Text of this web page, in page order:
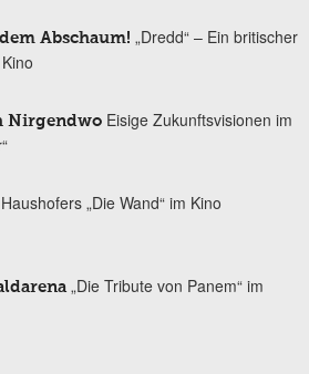
Abschaum! „Dredd“ – Ein britischer
Nirgendwo Eisige Zukunftsvisionen im
Haushofers „Die Wand“ im Kino
„Die Tribute von Panem“ im